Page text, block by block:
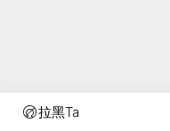
拉黑Ta